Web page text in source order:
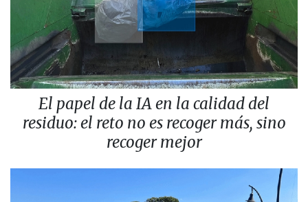
El papel de la IA en la calidad del
residuo: el reto no es recoger más, sino
recoger mejor